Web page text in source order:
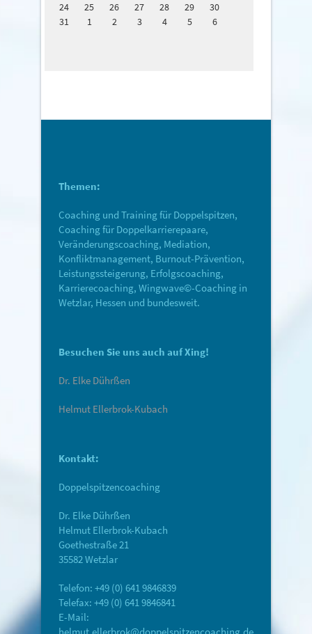
24
25 26 27 28 29
30
31
1 2 3 4 5 6
Themen:
Coaching und Training für Doppelspitzen,
Coaching für Doppelkarrierepaare,
Veränderungscoaching, Mediation,
Konfliktmanagement, Burnout-Prävention,
Leistungssteigerung, Erfolgscoaching,
Karrierecoaching, Wingwave©-Coaching in
Wetzlar, Hessen und bundesweit.
Besuchen Sie uns auch auf Xing!
Dr. Elke Dührßen
Helmut Ellerbrok-Kubach
Kontakt:
Doppelspitzencoaching
Dr. Elke Dührßen
Helmut Ellerbrok-Kubach
Goethestraße 21
35582 Wetzlar
Telefon: +49 (0) 641 9846839
Telefax: +49 (0) 641 9846841
E-Mail: